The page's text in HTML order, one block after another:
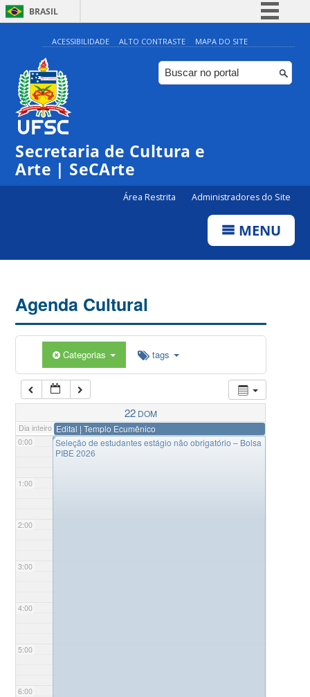
BRASIL
Simplifique!
Comunica BR
Participe
ACESSIBILIDADE ALTO CONTRASTE MAPA DO SITE
Secretaria de Cultura e
Arte | SeCArte
Área Restrita Administradores do Site
MENU
Agenda Cultural
Categorias tags
22 DOM
Dia inteiro Edital | Templo Ecumênico
0:00
1:00
2:00
3:00
4:00
5:00
6:00
◤Seleção de estudantes estágio não obrigatório – Bolsa
PIBE 2026